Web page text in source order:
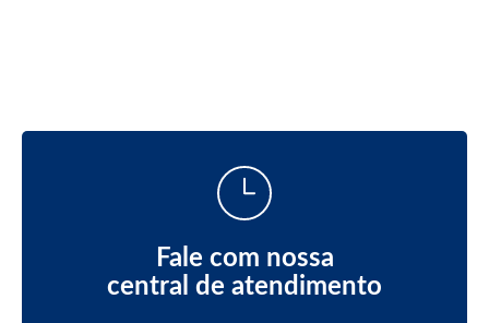
Fale com nossa
central de atendimento